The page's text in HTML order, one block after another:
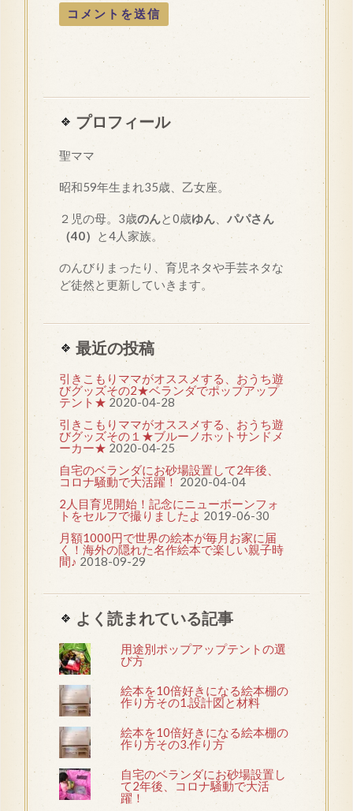
プロフィール
聖ママ
昭和59年生まれ35歳、乙女座。
２児の母。3歳のんと0歳ゆん
パパさん
（40）
と4人家族。
のんびりまったり、育児ネタや手芸ネタな
ど徒然と更新していきます。
最近の投稿
引きこもりママがオススメする、おうち遊
びグッズその2★ベランダでポップアップ
テント★ 2020-04-28
引きこもりママがオススメする、おうち遊
びグッズその１★ブルーノホットサンドメ
ーカー★ 2020-04-25
自宅のベランダにお砂場設置して2年後、
コロナ騒動で大活躍！ 2020-04-04
2人目育児開始！記念にニューボーンフォ
トをセルフで撮りましたよ 2019-06-30
月額1000円で世界の絵本が毎月お家に届
く！海外の隠れた名作絵本で楽しい親子時
間♪ 2018-09-29
よく読まれている記事
用途別ポップアップテントの選
び方
絵本を10倍好きになる絵本棚の
作り方その1.設計図と材料
絵本を10倍好きになる絵本棚の
作り方その3.作り方
自宅のベランダにお砂場設置し
て2年後、コロナ騒動で大活
躍！